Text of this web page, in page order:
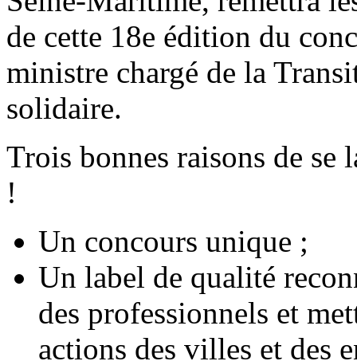
de cette 18e édition du
ministre chargé de la
solidaire.
Trois bonnes raisons de se
!
Un concours unique ;
Un label de qualité
des professionnels et
actions des villes et des